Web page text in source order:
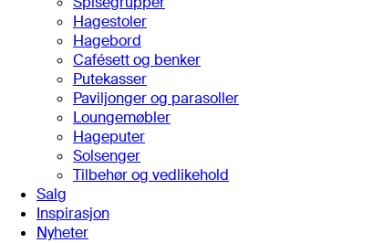
Hagestoler
Hagebord
Cafésett og benker
Putekasser
Paviljonger og parasoller
Loungemøbler
Hageputer
Solsenger
Tilbehør og vedlikehold
Salg
Inspirasjon
Nyheter